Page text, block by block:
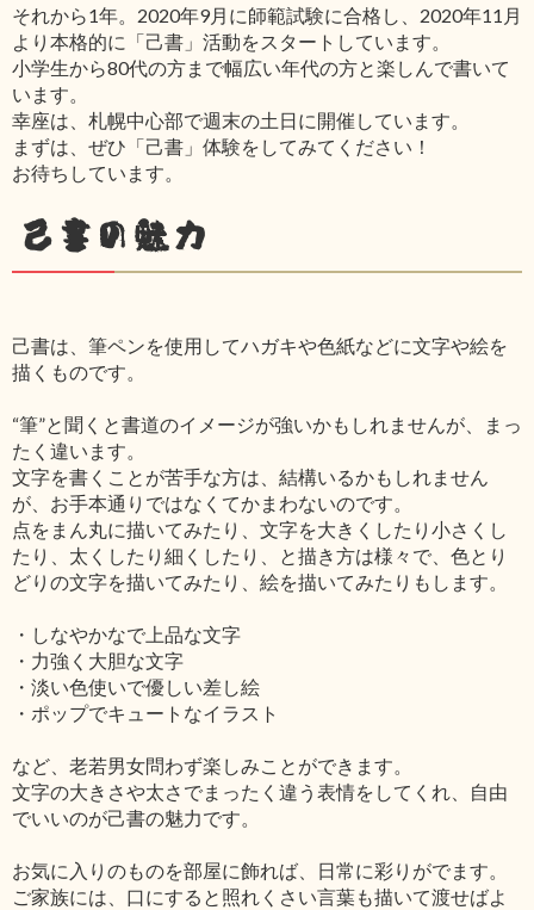
それから1年。2020年9月に師範試験に合格し、2020年11月
より本格的に「己書」活動をスタートしています。
小学生から80代の方まで幅広い年代の方と楽しんで書いて
います。
幸座は、札幌中心部で週末の土日に開催しています。
まずは、ぜひ「己書」体験をしてみてください！
お待ちしています。
己書の魅力
己書は、筆ペンを使用してハガキや色紙などに文字や絵を
描くものです。
“筆”と聞くと書道のイメージが強いかもしれませんが、まっ
たく違います。
文字を書くことが苦手な方は、結構いるかもしれません
が、お手本通りではなくてかまわないのです。
点をまん丸に描いてみたり、文字を大きくしたり小さくし
たり、太くしたり細くしたり、と描き方は様々で、色とり
どりの文字を描いてみたり、絵を描いてみたりもします。
・しなやかなで上品な文字
・力強く大胆な文字
・淡い色使いで優しい差し絵
・ポップでキュートなイラスト
など、老若男女問わず楽しみことができます。
文字の大きさや太さでまったく違う表情をしてくれ、自由
でいいのが己書の魅力です。
お気に入りのものを部屋に飾れば、日常に彩りがでます。
ご家族には、口にすると照れくさい言葉も描いて渡せばよ